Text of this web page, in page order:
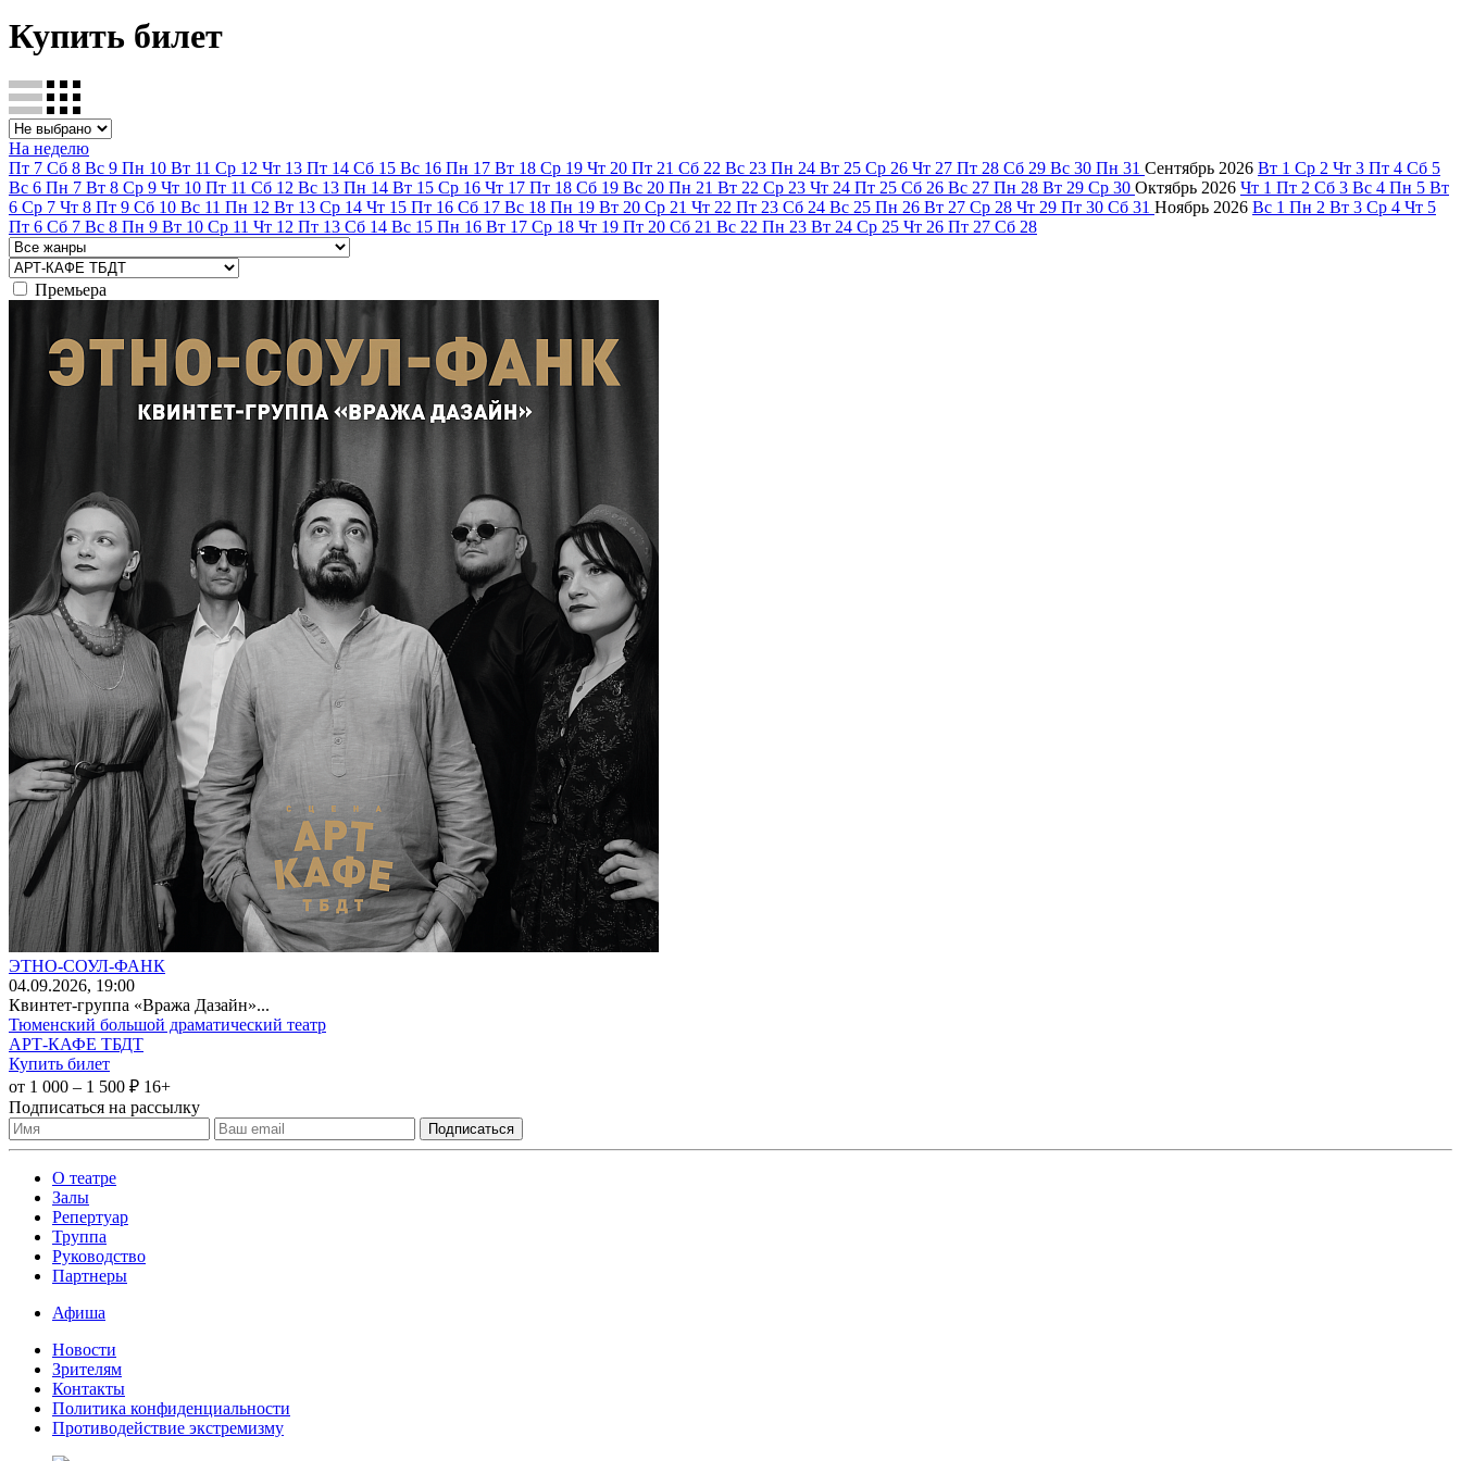
Купить билет
На неделю
Пт 7 Сб 8 Вс 9 Пн 10 Вт 11 Ср 12 Чт 13 Пт 14 Сб 15 Вс 16 Пн 17 Вт 18 Ср 19 Чт 20 Пт 21 Сб 22 Вс 23 Пн 24 Вт 25 Ср 26 Чт 27 Пт 28 Сб 29 Вс 30 Пн 31 Сентябрь 2026 Вт 1 Ср 2 Чт 3 Пт 4 Сб 5
Вс 6 Пн 7 Вт 8 Ср 9 Чт 10 Пт 11 Сб 12 Вс 13 Пн 14 Вт 15 Ср 16 Чт 17 Пт 18 Сб 19 Вс 20 Пн 21 Вт 22 Ср 23 Чт 24 Пт 25 Сб 26 Вс 27 Пн 28 Вт 29 Ср 30 Октябрь 2026 Чт 1 Пт 2 Сб 3 Вс 4 Пн 5 Вт
6 Ср 7 Чт 8 Пт 9 Сб 10 Вс 11 Пн 12 Вт 13 Ср 14 Чт 15 Пт 16 Сб 17 Вс 18 Пн 19 Вт 20 Ср 21 Чт 22 Пт 23 Сб 24 Вс 25 Пн 26 Вт 27 Ср 28 Чт 29 Пт 30 Сб 31 Ноябрь 2026 Вс 1 Пн 2 Вт 3 Ср 4 Чт 5
Пт 6 Сб 7 Вс 8 Пн 9 Вт 10 Ср 11 Чт 12 Пт 13 Сб 14 Вс 15 Пн 16 Вт 17 Ср 18 Чт 19 Пт 20 Сб 21 Вс 22 Пн 23 Вт 24 Ср 25 Чт 26 Пт 27 Сб 28
Премьера
ЭТНО-СОУЛ-ФАНК
04.09.2026, 19:00
Квинтет-группа «Вража Дазайн»...
Тюменский большой драматический театр
АРТ-КАФЕ ТБДТ
Купить билет
от 1 000 – 1 500 ₽ 16+
Подписаться на рассылку
О театре
Залы
Репертуар
Труппа
Руководство
Партнеры
Афиша
Новости
Зрителям
Контакты
Политика конфиденциальности
Противодействие экстремизму